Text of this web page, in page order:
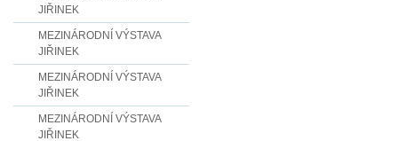
JIŘINEK
MEZINÁRODNÍ VÝSTAVA
JIŘINEK
MEZINÁRODNÍ VÝSTAVA
JIŘINEK
MEZINÁRODNÍ VÝSTAVA
JIŘINEK